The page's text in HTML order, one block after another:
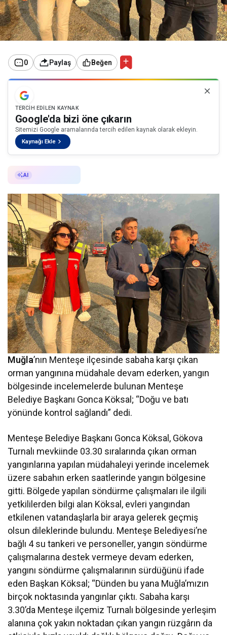
0 Paylaş Beğen
TERCIH EDILEN KAYNAK
Google'da bizi öne çıkarın
Sitemizi Google aramalarında tercih edilen kaynak olarak ekleyin.
Kaynağı Ekle
AI
Muğla’nın Menteşe ilçesinde sabaha karşı çıkan
orman yangınına müdahale devam ederken, yangın
bölgesinde incelemelerde bulunan Menteşe
Belediye Başkanı Gonca Köksal; “Doğu ve batı
yönünde kontrol sağlandı” dedi.
Menteşe Belediye Başkanı Gonca Köksal, Gökova
Turnalı mevkiinde 03.30 sıralarında çıkan orman
yangınlarına yapılan müdahaleyi yerinde incelemek
üzere sabahın erken saatlerinde yangın bölgesine
gitti. Bölgede yapılan söndürme çalışmaları ile ilgili
yetkililerden bilgi alan Köksal, evleri yangından
etkilenen vatandaşlarla bir araya gelerek geçmiş
olsun dileklerinde bulundu. Menteşe Belediyesi’ne
bağlı 4 su tankeri ve personeller, yangın söndürme
çalışmalarına destek vermeye devam ederken,
yangını söndürme çalışmalarının sürdüğünü ifade
eden Başkan Köksal; “Dünden bu yana Muğla’mızın
birçok noktasında yangınlar çıktı. Sabaha karşı
3.30’da Menteşe ilçemiz Turnalı bölgesinde yerleşim
alanına çok yakın noktadan çıkan yangın rüzgârın da